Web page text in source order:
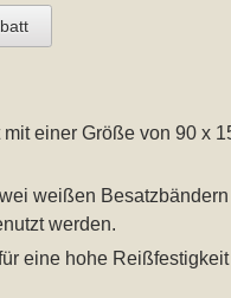
einer Größe von 90 x
weißen
werden.
eine hohe